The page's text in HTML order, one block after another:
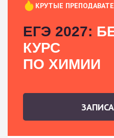
КРУТЫЕ
ЕГЭ 2027:
КУРС
ПО ХИМИИ